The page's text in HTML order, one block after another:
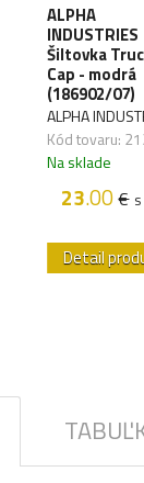
ALPHA
INDUSTRIES
Šiltovka
Cap - modrá
(186902/07)
ALPHA
Kód tovaru:
Na sklade
23.00€
Detail